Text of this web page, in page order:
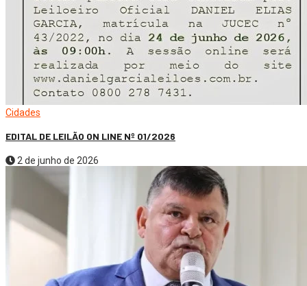
Cidades
EDITAL DE LEILÃO ON LINE Nº 01/2026
2 de junho de 2026